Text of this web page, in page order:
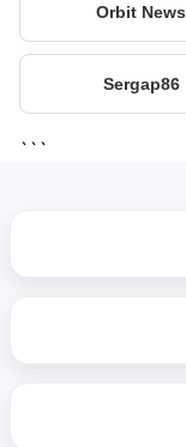
Orbit News
Sergap86
```